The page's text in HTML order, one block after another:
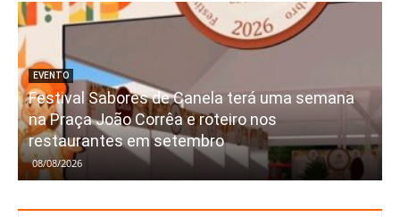
EVENTO
Festival Sabores de Canela terá uma semana
na Praça João Corrêa e roteiro nos
restaurantes em setembro
08/08/2026